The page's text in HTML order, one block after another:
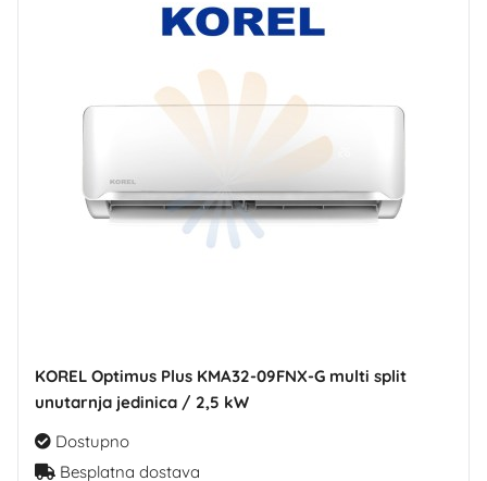
KOREL Optimus Plus KMA32-09FNX-G multi split
unutarnja jedinica / 2,5 kW
Dostupno
Besplatna dostava